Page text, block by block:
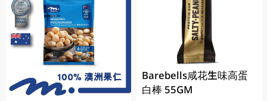
Barebells咸花生味高蛋
白棒 55GM